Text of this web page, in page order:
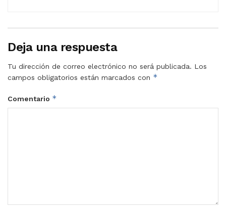
Deja una respuesta
Tu dirección de correo electrónico no será publicada. Los
campos obligatorios están marcados con *
Comentario *